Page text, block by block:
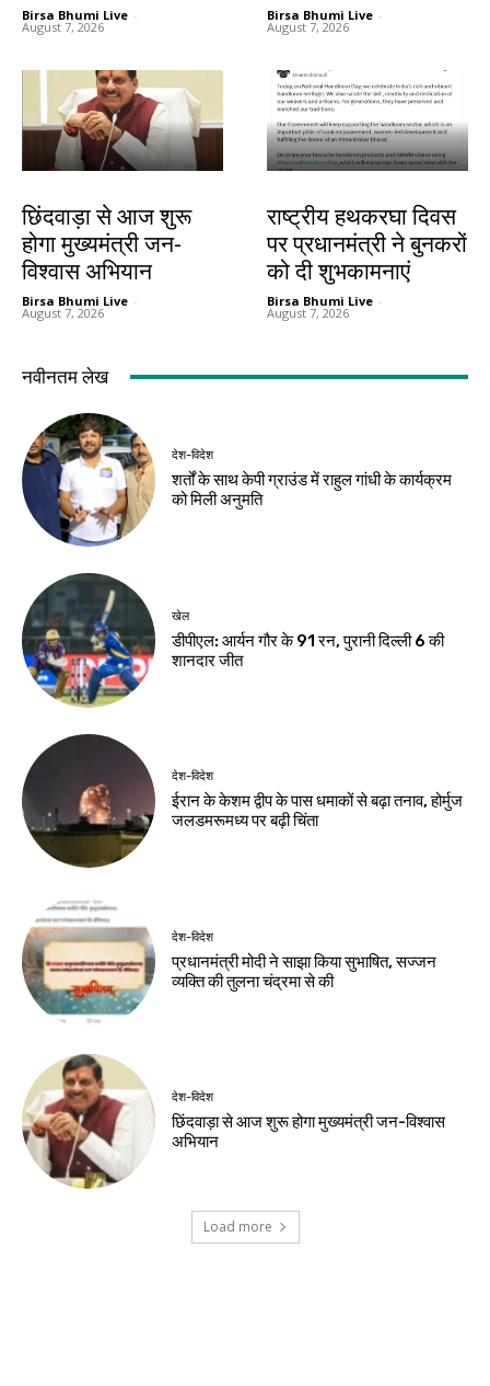
Birsa Bhumi Live -
August 7, 2026
Birsa Bhumi Live -
August 7, 2026
छिंदवाड़ा से आज शुरू
होगा मुख्यमंत्री जन-
विश्वास अभियान
Birsa Bhumi Live -
August 7, 2026
राष्ट्रीय हथकरघा दिवस
पर प्रधानमंत्री ने बुनकरों
को दी शुभकामनाएं
Birsa Bhumi Live -
August 7, 2026
नवीनतम लेख
देश-विदेश
शर्तों के साथ केपी ग्राउंड में राहुल गांधी के कार्यक्रम
को मिली अनुमति
खेल
डीपीएल: आर्यन गौर के 91 रन, पुरानी दिल्ली 6 की
शानदार जीत
देश-विदेश
ईरान के केशम द्वीप के पास धमाकों से बढ़ा तनाव, होर्मुज
जलडमरूमध्य पर बढ़ी चिंता
देश-विदेश
प्रधानमंत्री मोदी ने साझा किया सुभाषित, सज्जन
व्यक्ति की तुलना चंद्रमा से की
देश-विदेश
छिंदवाड़ा से आज शुरू होगा मुख्यमंत्री जन-विश्वास
अभियान
Load more